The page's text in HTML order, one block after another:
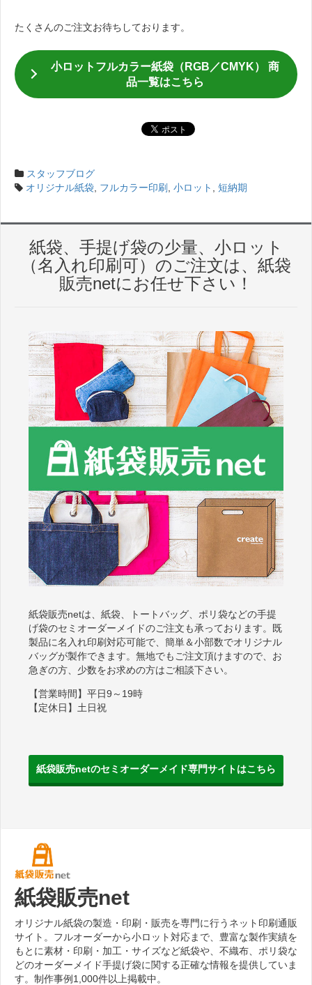
たくさんのご注文お待ちしております。
小ロットフルカラー紙袋（RGB／CMYK） 商
品一覧はこちら
スタッフブログ
オリジナル紙袋, フルカラー印刷 , 小ロット , 短納期
紙袋、手提げ袋の少量、小ロット
（名入れ印刷可）のご注文は、紙袋
販売netにお任せ下さい！
紙袋販売netは、紙袋、トートバッグ、ポリ袋などの手提
げ袋のセミオーダーメイドのご注文も承っております。既
製品に名入れ印刷対応可能で、簡単＆小部数でオリジナル
バッグが製作できます。無地でもご注文頂けますので、お
急ぎの方、少数をお求めの方はご相談下さい。
【営業時間】平日9～19時
【定休日】土日祝
紙袋販売netのセミオーダーメイド専門サイトはこちら
紙袋販売net
オリジナル紙袋の製造・印刷・販売を専門に行うネット印刷通販
サイト。フルオーダーから小ロット対応まで、豊富な製作実績を
もとに素材・印刷・加工・サイズなど紙袋や、不織布、ポリ袋な
どのオーダーメイド手提げ袋に関する正確な情報を提供していま
す。制作事例1,000件以上掲載中。